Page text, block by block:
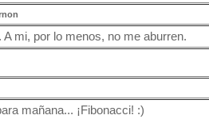
A mi, por lo menos, no me aburren.
mañana... ¡Fibonacci! :)